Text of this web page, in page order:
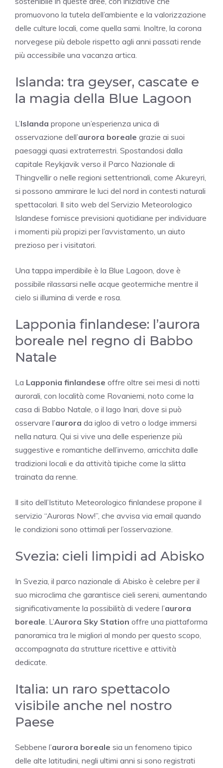
promuovono la tutela dell’ambiente e la valorizzazione
delle culture locali, come quella sami. Inoltre, la corona
norvegese più debole rispetto agli anni passati rende
più accessibile una vacanza artica.
Islanda: tra geyser, cascate e
la magia della Blue Lagoon
L’Islanda propone un’esperienza unica di
osservazione dell’aurora boreale grazie ai suoi
paesaggi quasi extraterrestri. Spostandosi dalla
capitale Reykjavik verso il Parco Nazionale di
Thingvellir o nelle regioni settentrionali, come Akureyri,
si possono ammirare le luci del nord in contesti naturali
spettacolari. Il sito web del Servizio Meteorologico
Islandese fornisce previsioni quotidiane per individuare
i momenti più propizi per l’avvistamento, un aiuto
prezioso per i visitatori.
Una tappa imperdibile è la Blue Lagoon, dove è
possibile rilassarsi nelle acque geotermiche mentre il
cielo si illumina di verde e rosa.
Lapponia finlandese: l’aurora
boreale nel regno di Babbo
Natale
La Lapponia finlandese offre oltre sei mesi di notti
aurorali, con località come Rovaniemi, noto come la
casa di Babbo Natale, o il lago Inari, dove si può
osservare l’aurora da igloo di vetro o lodge immersi
nella natura. Qui si vive una delle esperienze più
suggestive e romantiche dell’inverno, arricchita dalle
tradizioni locali e da attività tipiche come la slitta
trainata da renne.
Il sito dell’Istituto Meteorologico finlandese propone il
servizio “Auroras Now!”, che avvisa via email quando
le condizioni sono ottimali per l’osservazione.
Svezia: cieli limpidi ad Abisko
In Svezia, il parco nazionale di Abisko è celebre per il
suo microclima che garantisce cieli sereni, aumentando
significativamente la possibilità di vedere l’aurora
boreale . L’Aurora Sky Station offre una piattaforma
panoramica tra le migliori al mondo per questo scopo,
accompagnata da strutture ricettive e attività
dedicate.
Italia: un raro spettacolo
visibile anche nel nostro
Paese
Sebbene l’aurora boreale sia un fenomeno tipico
delle alte latitudini, negli ultimi anni si sono registrati